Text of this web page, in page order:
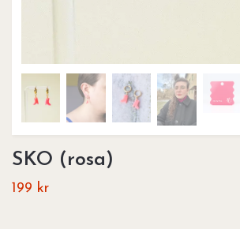
SKO (rosa)
199 kr